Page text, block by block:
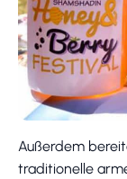
Außerdem
traditionelle